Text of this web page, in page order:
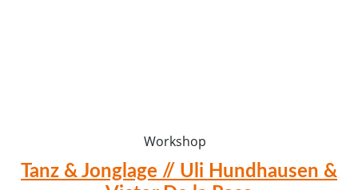
Workshop
Tanz & Jonglage // Uli Hundhausen &